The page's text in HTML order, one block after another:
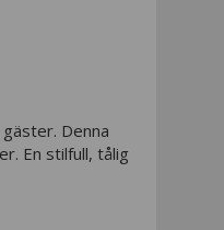
Denna
En stilfull, tålig